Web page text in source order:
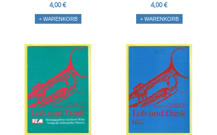
4,00 €
+ WARENKORB
4,00 €
+ WARENKORB